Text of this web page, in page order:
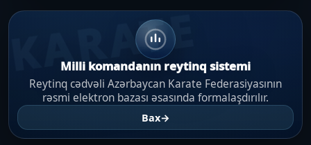
KARATE
Milli komandanın reytinq sistemi
Reytinq cədvəli Azərbaycan Karate Federasiyasının
rəsmi elektron bazası əsasında formalaşdırılır.
Bax→